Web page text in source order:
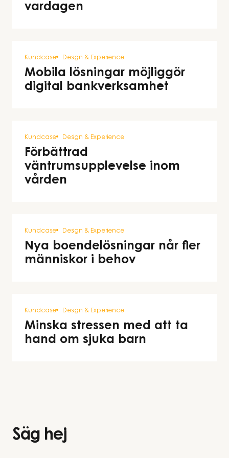
vardagen
Kundcase Design & Experience
Mobila lösningar möjliggör
digital bankverksamhet
Kundcase Design & Experience
Förbättrad
väntrumsupplevelse inom
vården
Kundcase Design & Experience
Nya boendelösningar når fler
människor i behov
Kundcase Design & Experience
Minska stressen med att ta
hand om sjuka barn
Säg hej